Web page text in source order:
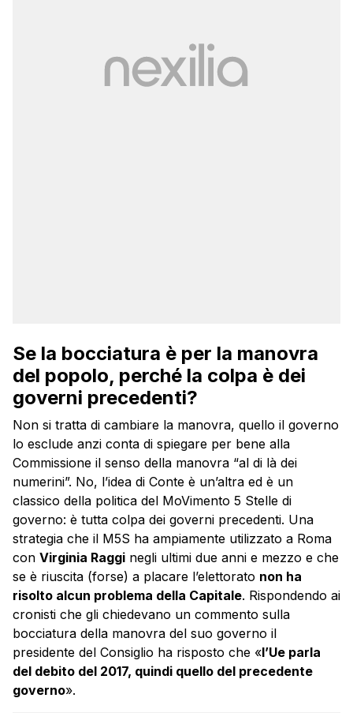
Se la bocciatura è per la manovra
del popolo, perché la colpa è dei
governi precedenti?
Non si tratta di cambiare la manovra, quello il governo
lo esclude anzi conta di spiegare per bene alla
Commissione il senso della manovra “al di là dei
numerini”. No, l’idea di Conte è un’altra ed è un
classico della politica del MoVimento 5 Stelle di
governo: è tutta colpa dei governi precedenti. Una
strategia che il M5S ha ampiamente utilizzato a Roma
con Virginia Raggi negli ultimi due anni e mezzo e che
se è riuscita (forse) a placare l’elettorato non ha
risolto alcun problema della Capitale. Rispondendo ai
cronisti che gli chiedevano un commento sulla
bocciatura della manovra del suo governo il
presidente del Consiglio ha risposto che «l’Ue parla
del debito del 2017, quindi quello del precedente
governo».